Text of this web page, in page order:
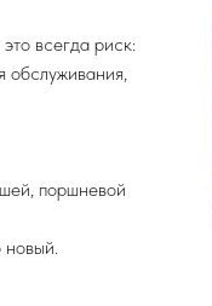
всегда риск:
обслуживания,
поршневой
новый.